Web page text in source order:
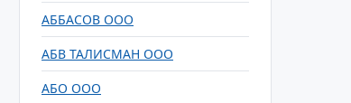
АББАСОВ ООО
АБВ ТАЛИСМАН ООО
АБО ООО